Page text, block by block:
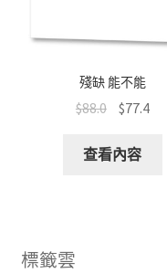
殘缺 能不能
$88.0 $77.4
查看內容
標籤雲